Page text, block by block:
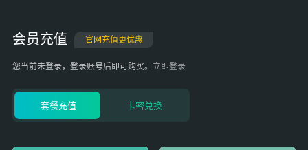
会员充值 官网充值更优惠
您当前未登录，登录账号后即可购买。 立即登录
套餐充值 卡密兑换